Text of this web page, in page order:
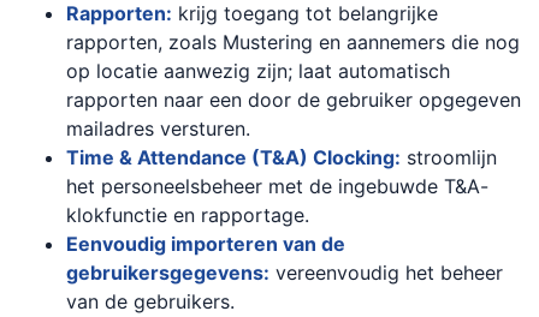
Rapporten: krijg toegang tot belangrijke
rapporten, zoals Mustering en aannemers die nog
op locatie aanwezig zijn; laat automatisch
rapporten naar een door de gebruiker opgegeven
mailadres versturen.
Time & Attendance (T&A) Clocking: stroomlijn
het personeelsbeheer met de ingebuwde T&A-
klokfunctie en rapportage.
Eenvoudig importeren van de
gebruikersgegevens: vereenvoudig het beheer
van de gebruikers.